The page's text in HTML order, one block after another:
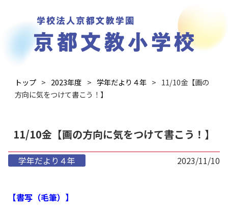
トップ 2023年度 学年だより４年
11/10金【画の
方向に気をつけて書こう！】
11/10金【画の方向に気をつけて書こう！】
学年だより４年 2023/11/10
【書写（毛筆）】